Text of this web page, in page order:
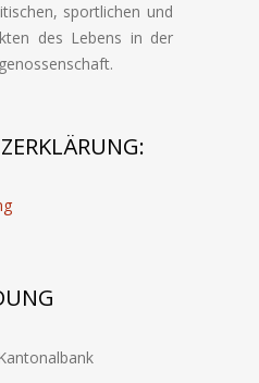
sportlichen und
des Lebens in der